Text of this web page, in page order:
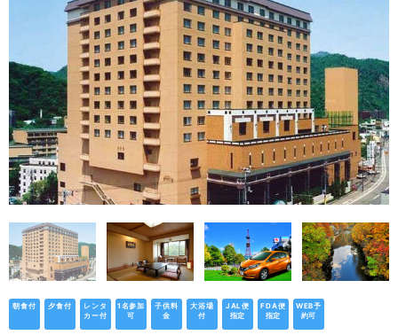
朝食付 夕食付
レンタ
カー付
1名参加
可
子供料
金
大浴場
付
JAL便
指定
FDA便
指定
WEB予
約可